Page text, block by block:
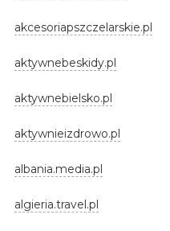
akcesoriapszczelarskie.pl
aktywnebeskidy.pl
aktywnebielsko.pl
aktywnieizdrowo.pl
albania.media.pl
algieria.travel.pl